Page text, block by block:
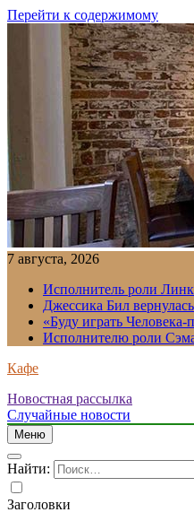
Перейти к содержимому
7 августа, 2026
Исполнитель роли
Джессика Бил
«Буду играть
Исполнителю роли Сэма
Кафе
Новостная рассылка
Случайные новости
Меню
Найти:
Заголовки